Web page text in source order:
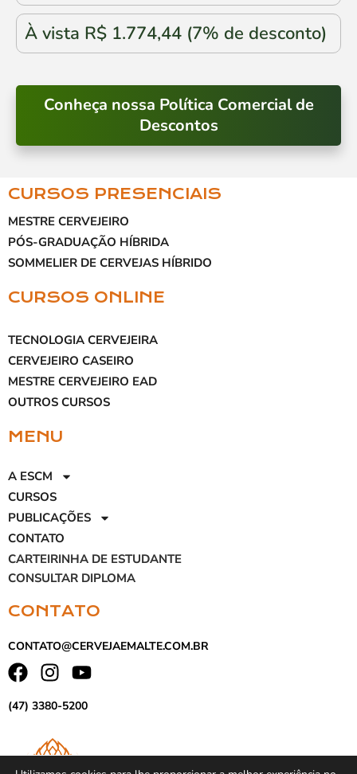
À vista R$ 1.774,44 (7% de desconto)
Conheça nossa Política Comercial de
Descontos
CURSOS PRESENCIAIS
MESTRE CERVEJEIRO
PÓS-GRADUAÇÃO HÍBRIDA
SOMMELIER DE CERVEJAS HÍBRIDO
CURSOS ONLINE
TECNOLOGIA CERVEJEIRA
CERVEJEIRO CASEIRO
MESTRE CERVEJEIRO EAD
OUTROS CURSOS
MENU
A ESCM
CURSOS
PUBLICAÇÕES
CONTATO
CARTEIRINHA DE ESTUDANTE
CONSULTAR DIPLOMA
CONTATO
CONTATO@CERVEJAEMALTE.COM.BR
(47) 3380-5200